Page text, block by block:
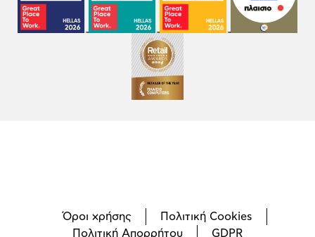
Όροι χρήσης
Πολιτική Cookies
Πολιτική Απορρήτου
GDPR